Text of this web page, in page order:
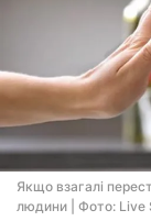
Якщо взагалі
людини | Фото: Live